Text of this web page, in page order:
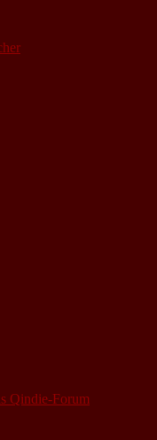
Qindie-Forum